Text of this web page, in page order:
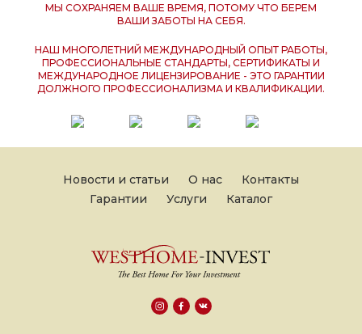
МЫ СОХРАНЯЕМ ВАШЕ ВРЕМЯ, ПОТОМУ ЧТО БЕРЕМ
ВАШИ ЗАБОТЫ НА СЕБЯ.
НАШ МНОГОЛЕТНИЙ МЕЖДУНАРОДНЫЙ ОПЫТ РАБОТЫ,
ПРОФЕССИОНАЛЬНЫЕ СТАНДАРТЫ, СЕРТИФИКАТЫ И
МЕЖДУНАРОДНОЕ ЛИЦЕНЗИРОВАНИЕ - ЭТО ГАРАНТИИ
ДОЛЖНОГО ПРОФЕССИОНАЛИЗМА И КВАЛИФИКАЦИИ.
Новости и статьи О нас
Контакты
Гарантии
Услуги Каталог